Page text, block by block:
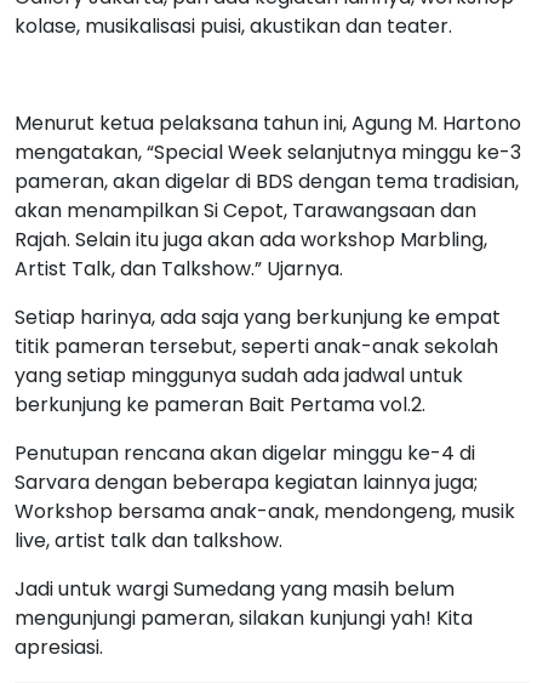
kolase, musikalisasi puisi, akustikan dan teater.
Menurut ketua pelaksana tahun ini, Agung M. Hartono
mengatakan, “Special Week selanjutnya minggu ke-3
pameran, akan digelar di BDS dengan tema tradisian,
akan menampilkan Si Cepot, Tarawangsaan dan
Rajah. Selain itu juga akan ada workshop Marbling,
Artist Talk, dan Talkshow.” Ujarnya.
Setiap harinya, ada saja yang berkunjung ke empat
titik pameran tersebut, seperti anak-anak sekolah
yang setiap minggunya sudah ada jadwal untuk
berkunjung ke pameran Bait Pertama vol.2.
Penutupan rencana akan digelar minggu ke-4 di
Sarvara dengan beberapa kegiatan lainnya juga;
Workshop bersama anak-anak, mendongeng, musik
live, artist talk dan talkshow.
Jadi untuk wargi Sumedang yang masih belum
mengunjungi pameran, silakan kunjungi yah! Kita
apresiasi.